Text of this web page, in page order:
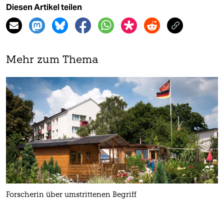
Diesen Artikel teilen
Mehr zum Thema
Forscherin über umstrittenen Begriff